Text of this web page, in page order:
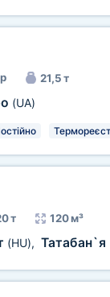
21,5 т
(UA)
т 120 м³
(HU), Татабан`я